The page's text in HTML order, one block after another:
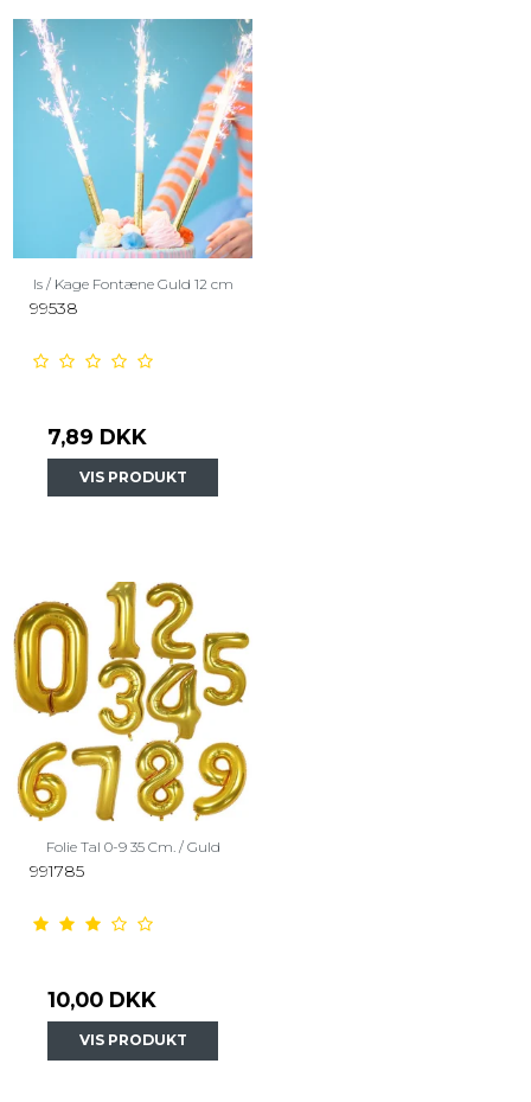
Is / Kage Fontæne Guld 12 cm
99538
7,89 DKK
VIS PRODUKT
Folie Tal 0-9 35 Cm. / Guld
991785
10,00 DKK
VIS PRODUKT